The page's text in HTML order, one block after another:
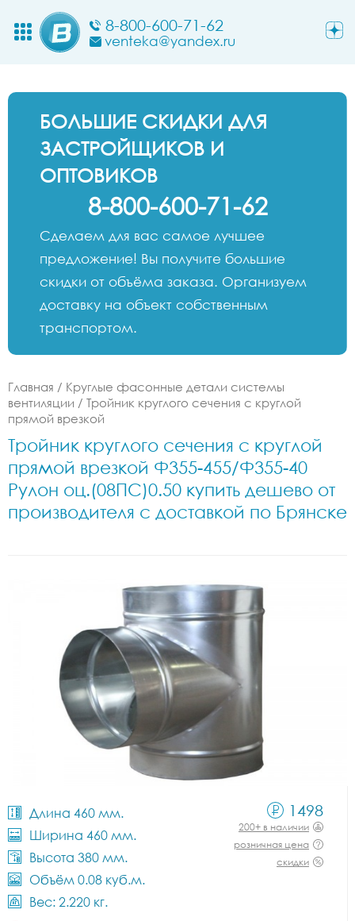
8-800-600-71-62
venteka@yandex.ru
БОЛЬШИЕ СКИДКИ ДЛЯ
ЗАСТРОЙЩИКОВ И
ОПТОВИКОВ
8-800-600-71-62
Сделаем для вас самое лучшее
предложение! Вы получите большие
скидки от объёма заказа. Организуем
доставку на объект собственным
транспортом.
Главная / Круглые фасонные детали системы
вентиляции / Тройник круглого сечения с круглой
прямой врезкой
Тройник круглого сечения с круглой
прямой врезкой Ф355-455/Ф355-40
Рулон оц.(08ПС)0.50 купить дешево от
производителя с доставкой по Брянске
Длина 460 мм.
Ширина 460 мм.
Высота 380 мм.
Объём 0.08 куб.м.
Вес: 2.220 кг.
1498
200+ в наличии
розничная цена
скидки